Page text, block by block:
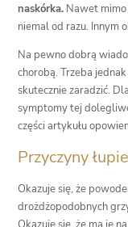
naskórka. Nawet mimo
niemal od razu. Innym
Na pewno dobrą
chorobą. Trzeba
skutecznie zaradzić.
symptomy tej
części artykułu
Przyczyny
Okazuje się, że
drożdżopodobnych